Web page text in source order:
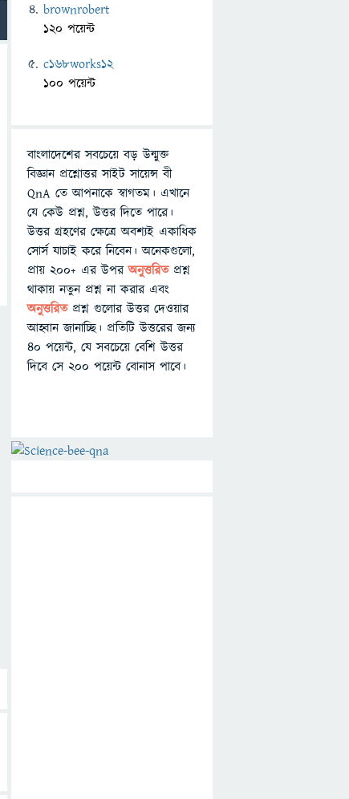
brownrobert
120 পয়েন্ট
c168works12
100 পয়েন্ট
বাংলাদেশের সবচেয়ে বড় উন্মুক্ত
বিজ্ঞান প্রশ্নোত্তর সাইট সায়েন্স বী
QnA তে আপনাকে স্বাগতম। এখানে
যে কেউ প্রশ্ন, উত্তর দিতে পারে।
উত্তর গ্রহণের ক্ষেত্রে অবশ্যই একাধিক
সোর্স যাচাই করে নিবেন। অনেকগুলো,
প্রায় ২০০+ এর উপরঅনুত্তরিতপ্রশ্ন
থাকায় নতুন প্রশ্ন না করার এবং
অনুত্তরিত প্রশ্ন গুলোর উত্তর দেওয়ার
আহ্বান জানাচ্ছি। প্রতিটি উত্তরের জন্য
৪০ পয়েন্ট, যে সবচেয়ে বেশি উত্তর
দিবে সে ২০০ পয়েন্ট বোনাস পাবে।